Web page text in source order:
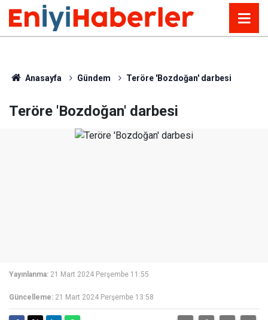
Anasayfa Gündem Teröre 'Bozdoğan' darbesi
Teröre 'Bozdoğan' darbesi
Yayınlanma: 21 Mart 2024 Perşembe 11:55
Güncelleme: 21 Mart 2024 Perşembe 13:58